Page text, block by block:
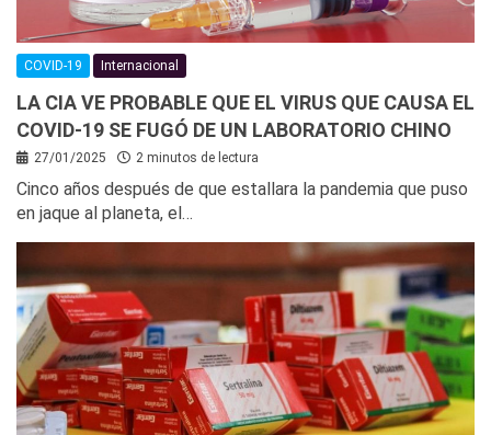
COVID-19 Internacional
LA CIA VE PROBABLE QUE EL VIRUS QUE CAUSA EL
COVID-19 SE FUGÓ DE UN LABORATORIO CHINO
27/01/2025 2 minutos de lectura
Cinco años después de que estallara la pandemia que puso
en jaque al planeta, el…